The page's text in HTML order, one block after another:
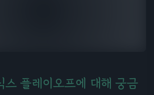
스 플레이오프에 대해 궁금